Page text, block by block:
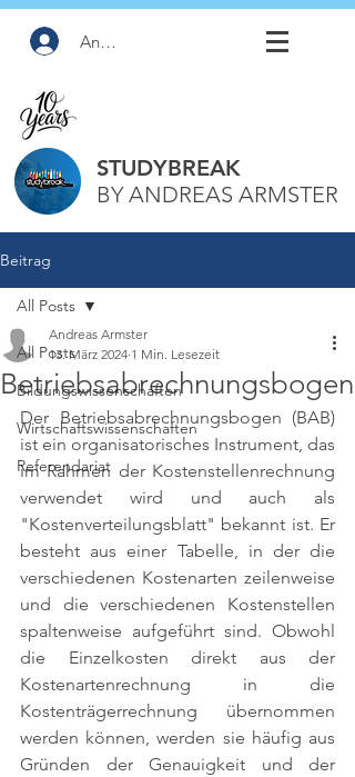
Anmelden
STUDYBREAK
BY ANDREAS ARMSTER
Beitrag
All Posts
Bildungswissenschaften
Wirtschaftswissenschaften
Referendariat
All Posts
Betriebsabrechnungsbogen
Andreas Armster
13. März 2024 1 Min. Lesezeit
Der Betriebsabrechnungsbogen (BAB)
ist ein organisatorisches Instrument, das
im Rahmen der Kostenstellenrechnung
verwendet wird und auch als
"Kostenverteilungsblatt" bekannt ist. Er
besteht aus einer Tabelle, in der die
verschiedenen Kostenarten zeilenweise
und die verschiedenen Kostenstellen
spaltenweise aufgeführt sind. Obwohl
die Einzelkosten direkt aus der
Kostenartenrechnung in die
Kostenträgerrechnung übernommen
werden können, werden sie häufig aus
Gründen der Genauigkeit und der